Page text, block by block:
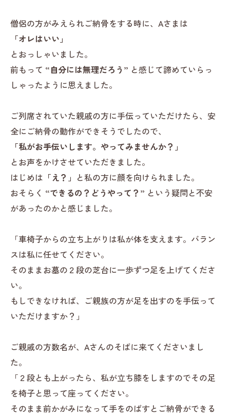
僧侶の方がみえられご納骨をする時に、Aさまは
「オレはいい」
とおっしゃいました。
前もって “自分には無理だろう” と感じて諦めていらっ
しゃったように思えました。
ご列席されていた親戚の方に手伝っていただけたら、安
全にご納骨の動作ができそうでしたので、
「私がお手伝いします。やってみませんか？」
とお声をかけさせていただきました。
はじめは 「え？」 と私の方に顔を向けられました。
おそらく “できるの？どうやって？” という疑問と不安
があったのかと感じました。
「車椅子からの立ち上がりは私が体を支えます。バラン
スは私に任せてください。
そのままお墓の２段の芝台に一歩ずつ足を上げてくださ
い。
もしできなければ、ご親族の方が足を出すのを手伝って
いただけますか？」
ご親戚の方数名が、Aさんのそばに来てくださいまし
た。
「２段とも上がったら、私が立ち膝をしますのでその足
を椅子と思って座ってください。
そのまま前かがみになって手をのばすとご納骨ができる